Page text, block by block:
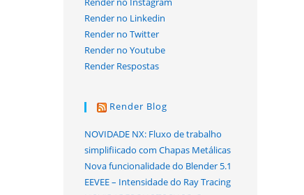
Render no Linkedin
Render no Twitter
Render no Youtube
Render Respostas
Render Blog
NOVIDADE NX: Fluxo de trabalho
simplifiicado com Chapas Metálicas
Nova funcionalidade do Blender 5.1
EEVEE – Intensidade do Ray Tracing